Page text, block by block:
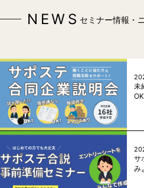
NEWS セミナー情報・
未
サ
み